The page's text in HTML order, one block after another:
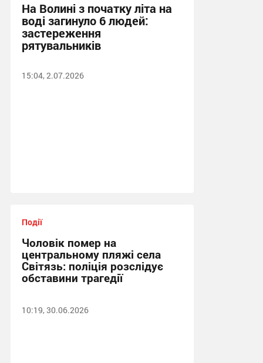
На Волині з початку літа на
воді загинуло 6 людей:
застереження
рятувальників
15:04, 2.07.2026
Події
Чоловік помер на
центральному пляжі села
Світязь: поліція розслідує
обставини трагедії
10:19, 30.06.2026